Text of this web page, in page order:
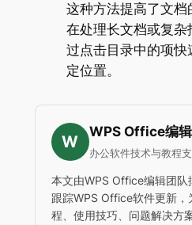
这种方法提高了文
在处理长文档或复杂
过点击目录中的项
定位置。
W
WPS Office编
办公软件技术与教程
本文由WPS Office编辑团队
跟踪WPS Office软件更新，
程、使用技巧、问题解决方